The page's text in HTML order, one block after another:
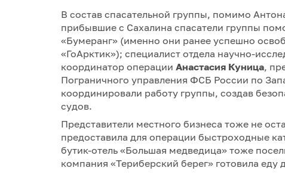
В состав спасательной группы, помимо
прибывшие с Сахалина спасатели группы
«Бумеранг» (именно они ранее успешно
«ГоАрктик»); специалист отдела научно-
координатор операции Анастасия Куница,
Пограничного управления ФСБ России по
координировали работу группы, создав
судов.
Представители местного бизнеса тоже не
предоставила для операции быстроходные
бутик-отель «Большая медведица» тоже
компания «Териберский берег» готовила еду